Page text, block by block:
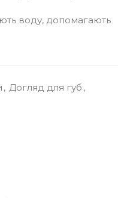
воду, допомагають
, Догляд для губ ,